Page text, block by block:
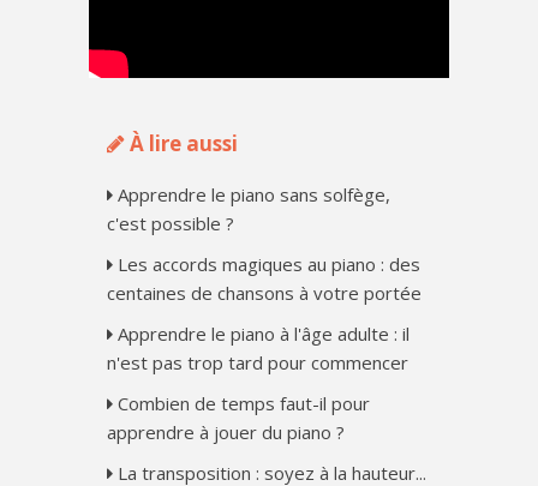
À lire aussi
Apprendre le piano sans solfège,
c'est possible ?
Les accords magiques au piano : des
centaines de chansons à votre portée
Apprendre le piano à l'âge adulte : il
n'est pas trop tard pour commencer
Combien de temps faut-il pour
apprendre à jouer du piano ?
La transposition : soyez à la hauteur...